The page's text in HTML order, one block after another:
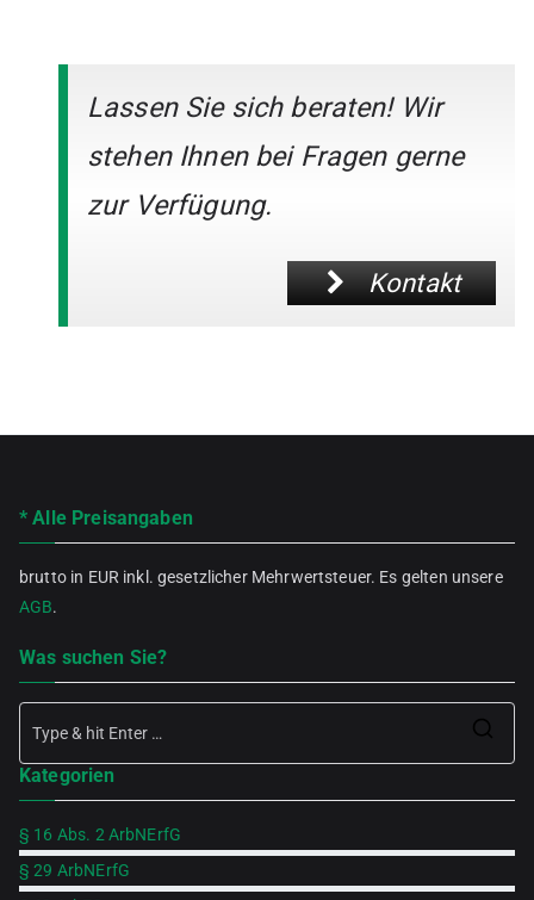
Lassen Sie sich beraten! Wir
stehen Ihnen bei Fragen gerne
zur Verfügung.
Kontakt
* Alle Preisangaben
brutto in EUR inkl. gesetzlicher Mehrwertsteuer. Es gelten unsere
AGB.
Was suchen Sie?
Kategorien
§ 16 Abs. 2 ArbNErfG
§ 29 ArbNErfG